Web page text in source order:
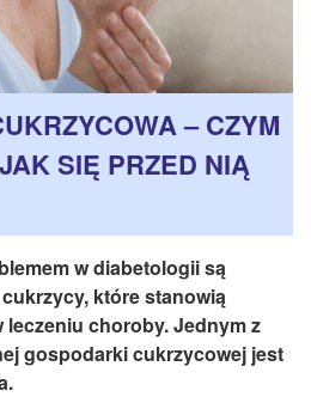
TYFLOLOGICZNY
– CZYM
SIĘ PRZED NIĄ
w diabetologii są
które stanowią
leczeniu choroby. Jednym z
gospodarki cukrzycowej jest